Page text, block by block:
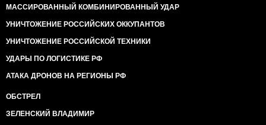
МАССИРОВАННЫЙ КОМБИНИРОВАННЫЙ УДАР
УНИЧТОЖЕНИЕ РОССИЙСКИХ ОККУПАНТОВ
УНИЧТОЖЕНИЕ РОССИЙСКОЙ ТЕХНИКИ
УДАРЫ ПО ЛОГИСТИКЕ РФ
АТАКА ДРОНОВ НА РЕГИОНЫ РФ
ОБСТРЕЛ
ЗЕЛЕНСКИЙ ВЛАДИМИР